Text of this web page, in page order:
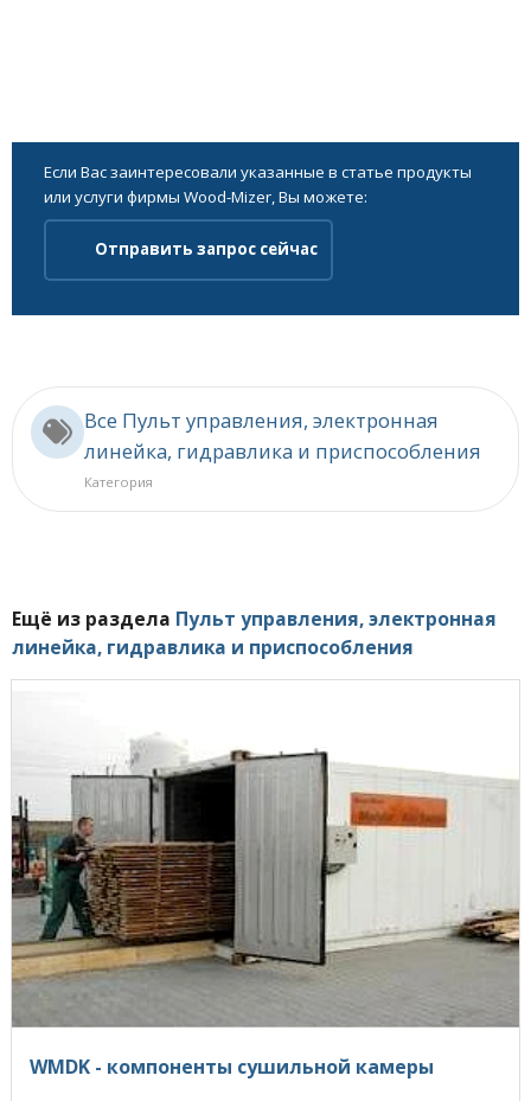
Если Вас заинтересовали указанные в статье продукты
или услуги фирмы Wood-Mizer, Вы можете:
Отправить запрос сейчас
Все Пульт управления, электронная
линейка, гидравлика и приспособления
Категория
Ещё из раздела Пульт управления, электронная
линейка, гидравлика и приспособления
WMDK - компоненты сушильной камеры